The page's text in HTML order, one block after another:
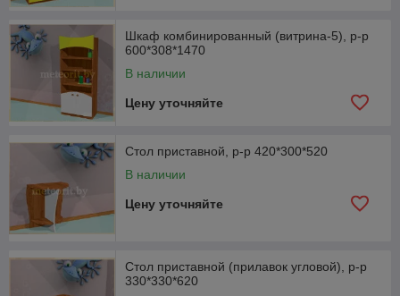
Шкаф комбинированный (витрина-5), р-р
600*308*1470
В наличии
Цену уточняйте
Стол приставной, р-р 420*300*520
В наличии
Цену уточняйте
Стол приставной (прилавок угловой), р-р
330*330*620